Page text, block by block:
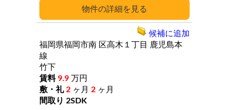
詳細
福岡県福岡市南 区高木１丁目
鹿児島本
線
竹下
9.9 万円
2 ヶ月 2 ヶ月
2SDK
候補に追加